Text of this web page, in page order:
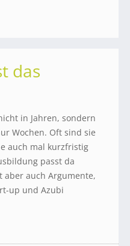
das
in Jahren, sondern
Wochen. Oft sind sie
auch mal kurzfristig
passt da
aber auch Argumente,
up und Azubi